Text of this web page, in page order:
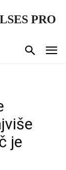
PRO
je